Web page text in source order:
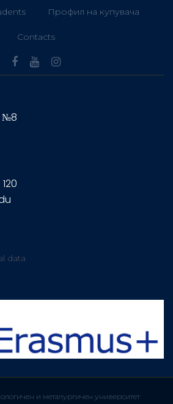
Профил на купувача
Contacts
№8
data
и металургичен университет